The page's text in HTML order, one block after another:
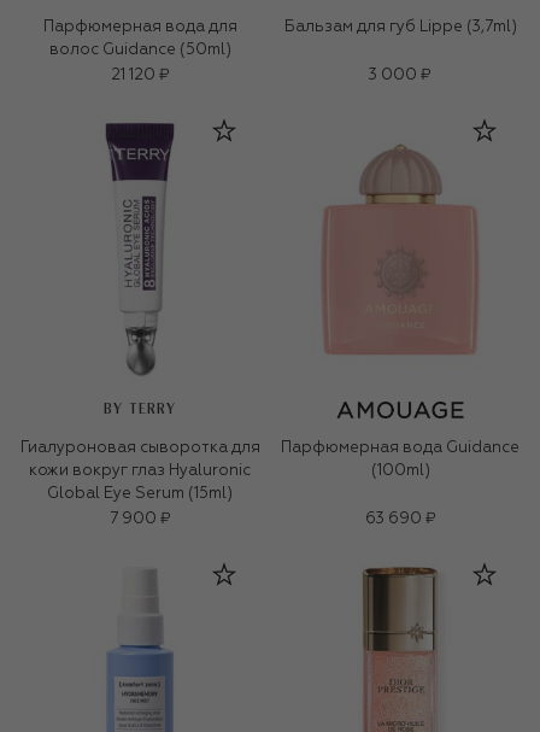
Парфюмерная вода для
волос Guidance (50ml)
21 120 ₽
Бальзам для губ Lippe (3,7ml)
3 000 ₽
BY TERRY
Гиалуроновая сыворотка для
кожи вокруг глаз Hyaluronic
Global Eye Serum (15ml)
7 900 ₽
Парфюмерная вода Guidance
(100ml)
63 690 ₽